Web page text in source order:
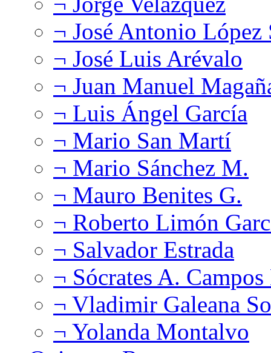
¬ José Antonio López
¬ José Luis Arévalo
¬ Juan Manuel
¬ Luis Ángel García
¬ Mario San Martí
¬ Mario Sánchez M.
¬ Mauro Benites G.
¬ Roberto Limón
¬ Salvador Estrada
¬ Sócrates A.
¬ Vladimir Galeana
¬ Yolanda Montalvo